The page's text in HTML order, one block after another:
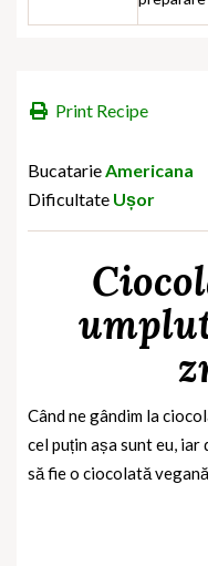
Print Recipe
BucatarieAmericana
Dificultate Ușor
Când ne gândim la
cel puțin așa sunt eu,
să fie o ciocolată